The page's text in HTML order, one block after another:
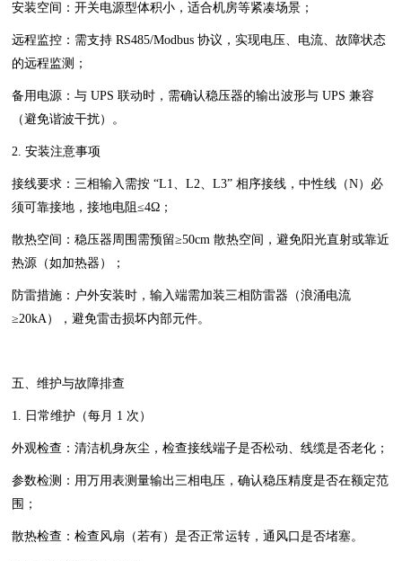
安装空间：开关电源型体积小，适合机房等紧凑场景；
远程监控：需支持 RS485/Modbus 协议，实现电压、电流、故障状态
的远程监测；
备用电源：与 UPS 联动时，需确认稳压器的输出波形与 UPS 兼容
（避免谐波干扰）。
2. 安装注意事项
接线要求：三相输入需按 “L1、L2、L3” 相序接线，中性线（N）必
须可靠接地，接地电阻≤4Ω；
散热空间：稳压器周围需预留≥50cm 散热空间，避免阳光直射或靠近
热源（如加热器）；
防雷措施：户外安装时，输入端需加装三相防雷器（浪涌电流
≥20kA），避免雷击损坏内部元件。
五、维护与故障排查
1. 日常维护（每月 1 次）
外观检查：清洁机身灰尘，检查接线端子是否松动、线缆是否老化；
参数检测：用万用表测量输出三相电压，确认稳压精度是否在额定范
围；
散热检查：检查风扇（若有）是否正常运转，通风口是否堵塞。